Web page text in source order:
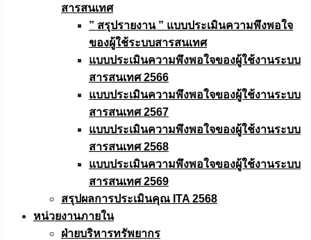
สารสนเทศ
” สรุปรายงาน ” แบบประเมินความพึงพอใจ
ของผู้ใช้ระบบสารสนเทศ
แบบประเมินความพึงพอใจของผู้ใช้งานระบบ
สารสนเทศ 2566
แบบประเมินความพึงพอใจของผู้ใช้งานระบบ
สารสนเทศ 2567
แบบประเมินความพึงพอใจของผู้ใช้งานระบบ
สารสนเทศ 2568
แบบประเมินความพึงพอใจของผู้ใช้งานระบบ
สารสนเทศ 2569
สรุปผลการประเมินคุณ ITA 2568
หน่วยงานภายใน
ฝ่ายบริหารทรัพยากร